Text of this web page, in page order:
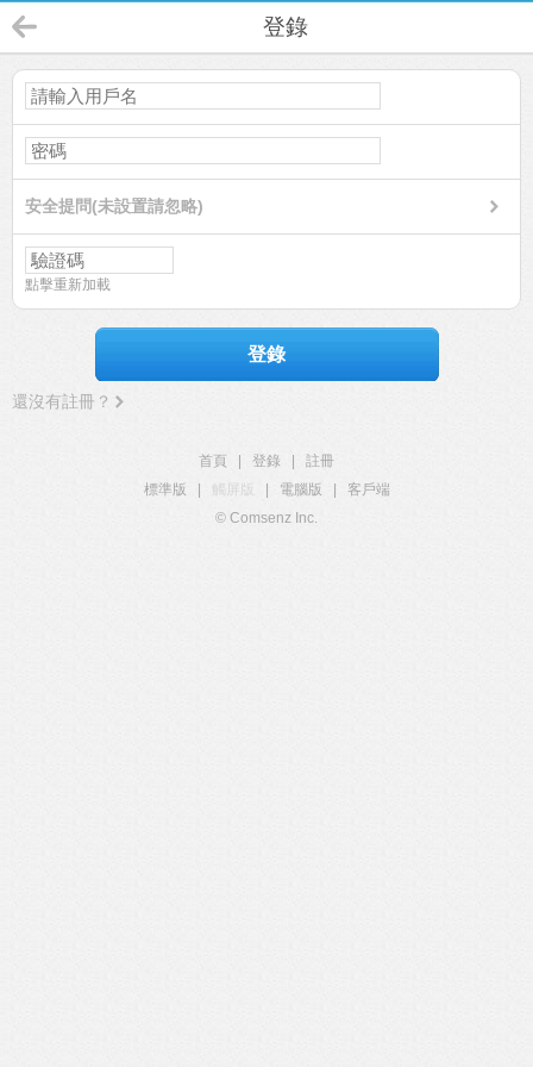
登錄
安全提問(未設置請忽略)
點擊重新加載
登錄
還沒有註冊？
首頁 登錄
註冊
標準版
觸屏版 電腦版
客戶端
© Comsenz Inc.